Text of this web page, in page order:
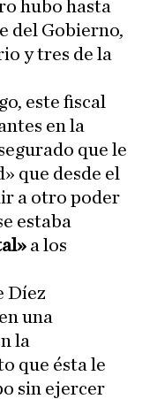
hubo hasta
del Gobierno,
y tres de la
este fiscal
en la
que le
que desde el
a otro poder
estaba
a los
Díez
una
la
que ésta le
sin ejercer